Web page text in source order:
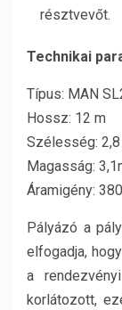
résztvevőt.
Technikai
Típus: MAN
Hossz: 12 m
Szélesség: 2,8
Magasság:
Áramigény:
Pályázó a
elfogadja,
a
korlátozott,